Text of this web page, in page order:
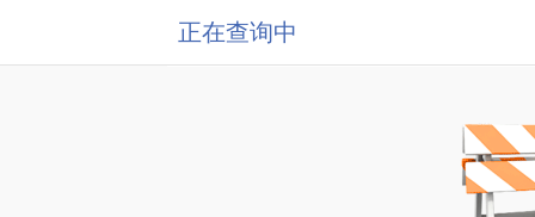
正在查询中